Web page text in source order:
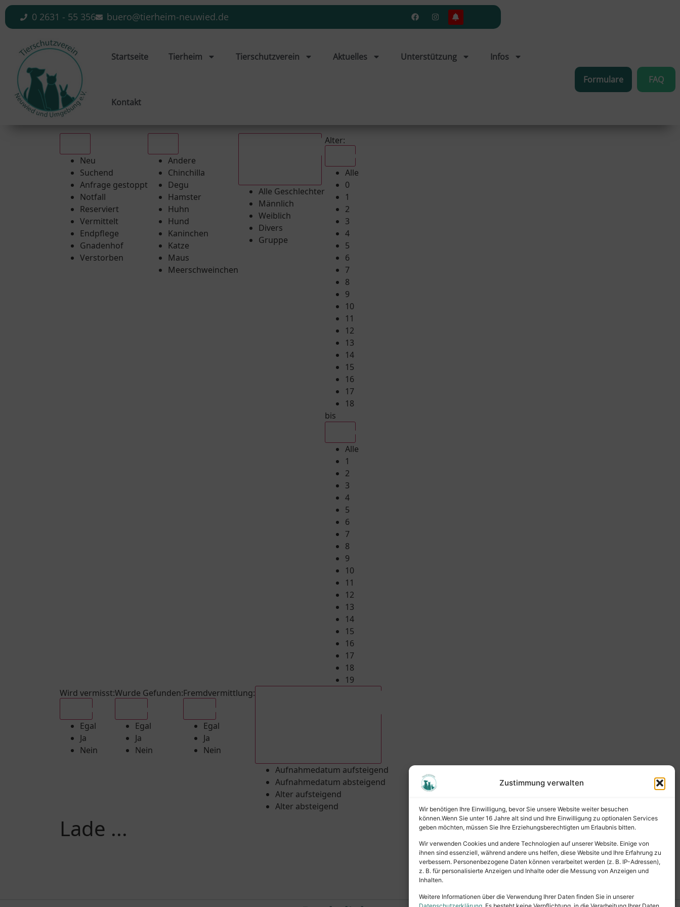
Zustimmung verwalten
Wir benötigen Ihre Einwilligung, bevor Sie unsere Website weiter besuchen
können.Wenn Sie unter 16 Jahre alt sind und Ihre Einwilligung zu optionalen Services
geben möchten, müssen Sie Ihre Erziehungsberechtigten um Erlaubnis bitten.
Wir verwenden Cookies und andere Technologien auf unserer Website. Einige von
ihnen sind essenziell, während andere uns helfen, diese Website und Ihre Erfahrung zu
verbessern. Personenbezogene Daten können verarbeitet werden (z. B. IP-Adressen),
z. B. für personalisierte Anzeigen und Inhalte oder die Messung von Anzeigen und
Inhalten.
Weitere Informationen über die Verwendung Ihrer Daten finden Sie in unserer
0 2631 - 55 356 buero@tierheim-neuwied.de
Startseite Tierheim Tierschutzverein Aktuelles Unterstützung Infos
Kontakt
Formulare FAQ
Neu
Suchend
Anfrage gestoppt
Notfall
Reserviert
Vermittelt
Endpflege
Gnadenhof
Verstorben
Andere
Chinchilla
Degu
Hamster
Huhn
Hund
Kaninchen
Katze
Maus
Meerschweinchen
Alle Geschlechter
Männlich
Weiblich
Divers
Gruppe
Alter:
Alle
0
1
2
3
4
5
6
7
8
9
10
11
12
13
14
15
16
17
18
bis
Alle
1
2
3
4
5
6
7
8
9
10
11
12
13
14
15
16
17
18
19
Wird vermisst:
Egal
Ja
Nein
Wurde Gefunden:
Egal
Ja
Nein
Fremdvermittlung:
Egal
Ja
Nein
Aufnahmedatum aufsteigend
Aufnahmedatum absteigend
Alter aufsteigend
Alter absteigend
Lade ...